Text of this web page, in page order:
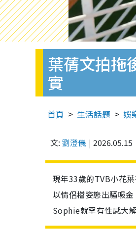
葉蒨文拍拖
實
首頁 生活話題 娛
文: 劉澄儀 2026.05.15
現年33歲的TVB小花
以情侶檔姿態出騷吸
Sophie就罕有性感大